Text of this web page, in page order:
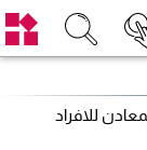
للافراد